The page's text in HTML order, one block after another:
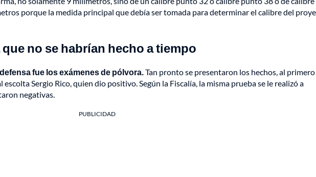
porque la medida principal que debía ser tomada para determinar el calibre del
no se habrían hecho a tiempo
fue los exámenes de pólvora.Tan pronto se presentaron los hechos, al primero
Sergio Rico, quien dio positivo. Según la Fiscalía, la misma prueba se le realizó a
negativas.
PUBLICIDAD